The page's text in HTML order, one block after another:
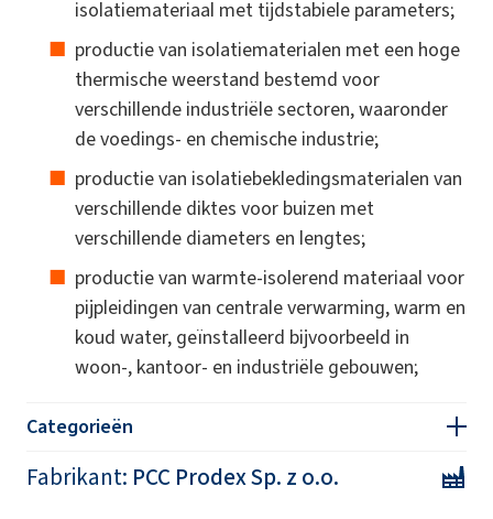
isolatiemateriaal met tijdstabiele parameters;
productie van isolatiematerialen met een hoge
thermische weerstand bestemd voor
verschillende industriële sectoren, waaronder
de voedings- en chemische industrie;
productie van isolatiebekledingsmaterialen van
verschillende diktes voor buizen met
verschillende diameters en lengtes;
productie van warmte-isolerend materiaal voor
pijpleidingen van centrale verwarming, warm en
koud water, geïnstalleerd bijvoorbeeld in
woon-, kantoor- en industriële gebouwen;
Categorieën
Fabrikant: PCC Prodex Sp. z o.o.